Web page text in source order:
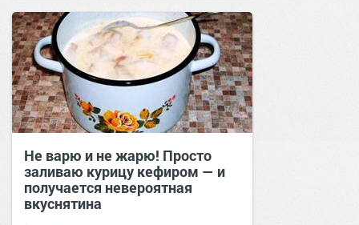
позитива!00:29Сегодня
Не варю и не жарю! Просто
заливаю курицу кефиром — и
получается невероятная
вкуснятина